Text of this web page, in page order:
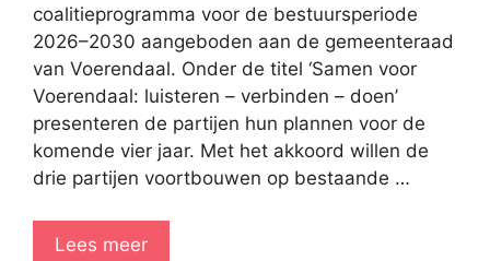
coalitieprogramma voor de bestuursperiode
2026–2030 aangeboden aan de gemeenteraad
van Voerendaal. Onder de titel ‘Samen voor
Voerendaal: luisteren – verbinden – doen’
presenteren de partijen hun plannen voor de
komende vier jaar. Met het akkoord willen de
drie partijen voortbouwen op bestaande …
Lees meer